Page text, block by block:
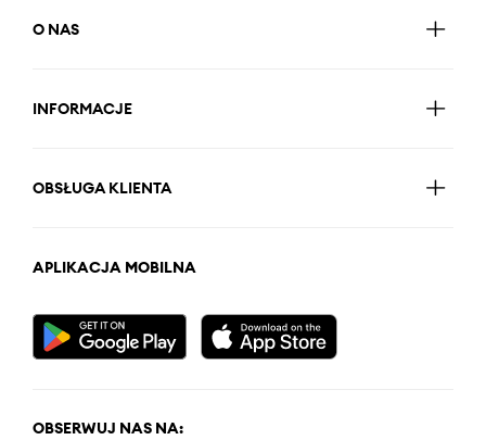
O NAS
INFORMACJE
OBSŁUGA KLIENTA
APLIKACJA MOBILNA
OBSERWUJ NAS NA: